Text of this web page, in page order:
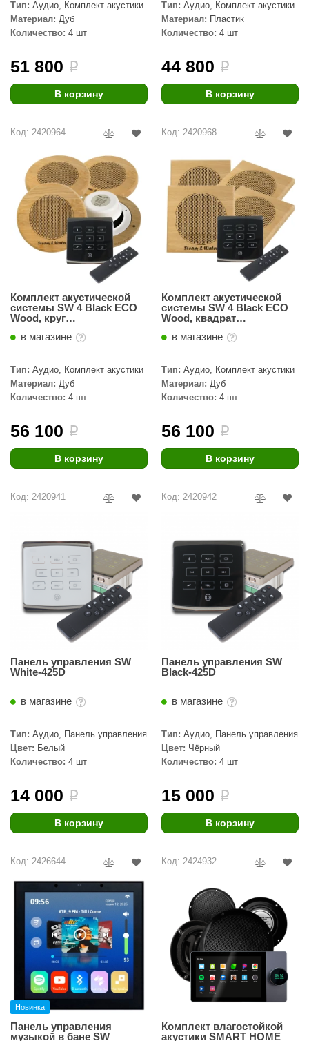
Тип: Аудио, Комплект акустики
Материал: Дуб
Количество: 4 шт
51 800 i
В корзину
Тип: Аудио, Комплект акустики
Материал: Пластик
Количество: 4 шт
44 800 i
В корзину
Код: 2420964
Комплект акустической
системы SW 4 Black ECO
Wood, круг
в магазине
Тип: Аудио, Комплект акустики
Материал: Дуб
Количество: 4 шт
56 100 i
В корзину
Код: 2420968
Комплект акустической
системы SW 4 Black ECO
Wood, квадрат
в магазине
Тип: Аудио, Комплект акустики
Материал: Дуб
Количество: 4 шт
56 100 i
В корзину
Код: 2420941
Панель управления SW
White-425D
в магазине
Тип: Аудио, Панель управления
Цвет: Белый
Количество: 4 шт
14 000 i
В корзину
Код: 2420942
Панель управления SW
Black-425D
в магазине
Тип: Аудио, Панель управления
Цвет: Чёрный
Количество: 4 шт
15 000 i
В корзину
Код: 2426644
Новинка
Панель управления
музыкой в бане SW
Код: 2424932
Комплект влагостойкой
акустики SMART HOME